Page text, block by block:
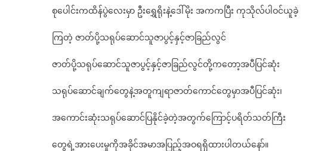
င့်
စုပေါင်းကထိန်ပွဲလေးမှာ ဦးရွှေရိုးနဲ့ဒေါ်မိုး အကကပြီး ကုသိုလ်ပါဝင်ယူခဲ့
ကြတဲ့ ဇာတ်ပို့သရုပ်ဆောင်သူဇာပွင့်နှင့်ဇာခြည်လွင်
ဇာတ်ပို့သရုပ်ဆောင်သူဇာပွင့်နှင့်ဇာခြည်လွင်တို့ကတော့အပီပြင်ဆုံး
သရုပ်ဆောင်ချက်တွေနဲ့အတူကျရာဇာတ်ကောင်တွေမှာအပီပြင်ဆုံး၊
အကောင်းဆုံးသရုပ်ဆောင်ပြနိုင်ခဲ့တဲ့အတွက်ကြောင့်ပရိတ်သတ်ကြီး
တွေရဲ့အားပေးမှုကိုအခိုင်အမာအပြည့်အဝရရှိထားပါတယ်နော်။